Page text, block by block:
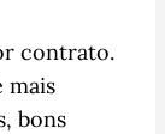
contrato.
mais
bons